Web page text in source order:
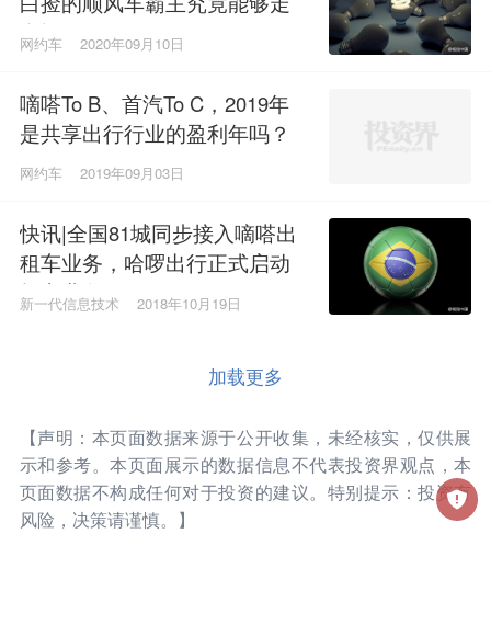
多远？
网约车 2020年09月10日
嘀嗒To B、首汽To C，2019年
是共享出行行业的盈利年吗？
网约车 2019年09月03日
快讯|全国81城同步接入嘀嗒出
租车业务，哈啰出行正式启动
打车业务
新一代信息技术 2018年10月19日
加载更多
【声明：本页面数据来源于公开收集，未经核实，仅供展
示和参考。本页面展示的数据信息不代表投资界观点，本
页面数据不构成任何对于投资的建议。特别提示：投资有
风险，决策请谨慎。】